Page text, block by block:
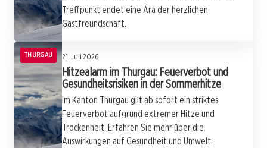
Treffpunkt endet eine Ära der herzlichen
Gastfreundschaft.
THURGAU 21. Juli 2026
Hitzealarm im Thurgau: Feuerverbot und
Gesundheitsrisiken in der Sommerhitze
Im Kanton Thurgau gilt ab sofort ein striktes
Feuerverbot aufgrund extremer Hitze und
Trockenheit. Erfahren Sie mehr über die
Auswirkungen auf Gesundheit und Umwelt.
20. Juli 2026